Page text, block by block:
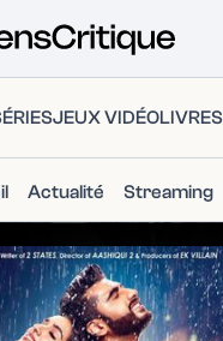
JEUX VIDÉOLIVRES
Actualité Streaming